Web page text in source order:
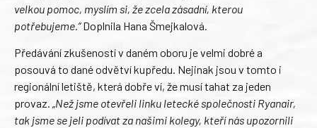
velkou pomoc, myslím si, že zcela zásadní, kterou
potřebujeme.“Doplnila Hana Šmejkalová.
Předávání zkušeností v daném oboru je velmi dobré a
posouvá to dané odvětví kupředu. Nejinak jsou v tomto i
regionální letiště, která dobře ví, že musí tahat za jeden
provaz. „Než jsme otevřeli linku letecké společnosti Ryanair,
tak jsme se jeli podívat za našimi kolegy, kteří nás upozornili